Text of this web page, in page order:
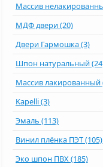
Массив
МДФ двери (20)
Двери Гармошка (3)
Шпон натуральный
Массив лакированный
Kapelli (3)
Эмаль (113)
Винил плёнка ПЭТ (105)
Эко шпон ПВХ (185)